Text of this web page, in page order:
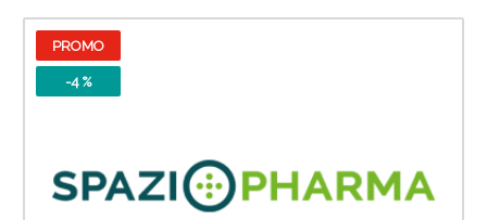
PROMO
-4 %